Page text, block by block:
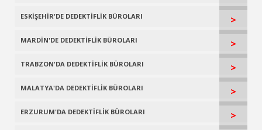
ESKİŞEHİR'DE DEDEKTİFLİK BÜROLARI >
MARDİN'DE DEDEKTİFLİK BÜROLARI >
TRABZON'DA DEDEKTİFLİK BÜROLARI >
MALATYA'DA DEDEKTİFLİK BÜROLARI >
ERZURUM'DA DEDEKTİFLİK BÜROLARI >